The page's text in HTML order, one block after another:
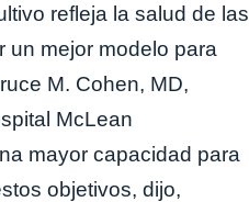
refleja la salud de las
un mejor modelo para
M. Cohen, MD,
McLean
mayor capacidad para
objetivos, dijo,